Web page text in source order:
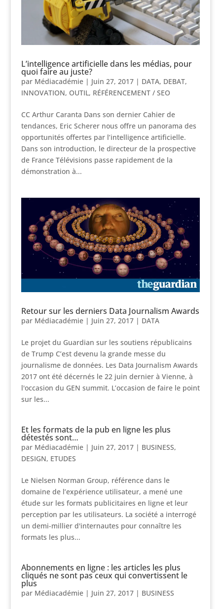
L’intelligence artificielle dans les médias, pour
quoi faire au juste?
par Médiacadémie| Juin 27, 2017| DATA, DEBAT,
INNOVATION, OUTIL, RÉFÉRENCEMENT / SEO
CC Arthur Caranta Dans son dernier Cahier de
tendances, Eric Scherer nous offre un panorama des
opportunités offertes par l’intelligence artificielle.
Dans son introduction, le directeur de la prospective
de France Télévisions passe rapidement de la
démonstration à...
Retour sur les derniers Data Journalism Awards
par Médiacadémie| Juin 27, 2017| DATA
Le projet du Guardian sur les soutiens républicains
de Trump C’est devenu la grande messe du
journalisme de données. Les Data Journalism Awards
2017 ont été décernés le 22 juin dernier à Vienne, à
l'occasion du GEN summit. L’occasion de faire le point
sur les...
Et les formats de la pub en ligne les plus
détestés sont…
par Médiacadémie| Juin 27, 2017| BUSINESS,
DESIGN, ETUDES
Le Nielsen Norman Group, référence dans le
domaine de l’expérience utilisateur, a mené une
étude sur les formats publicitaires en ligne et leur
perception par les utilisateurs. La société a interrogé
un demi-millier d'internautes pour connaître les
formats les plus...
Abonnements en ligne : les articles les plus
cliqués ne sont pas ceux qui convertissent le
plus
par Médiacadémie| Juin 27, 2017| BUSINESS